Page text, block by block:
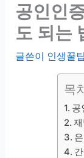
공인인
도 되는
글쓴이 인생꿀팁
목
공